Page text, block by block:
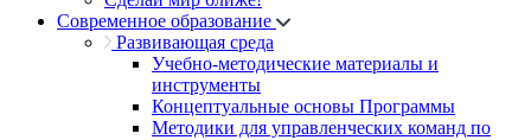
Современное образование
Развивающая среда
Учебно-методические материалы и
инструменты
Концептуальные основы Программы
Методики для управленческих команд по